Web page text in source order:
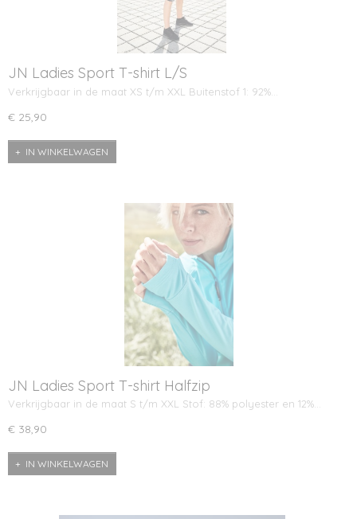
JN Ladies Sport T-shirt L/S
Verkrijgbaar in de maat XS t/m XXL Buitenstof 1: 92%…
€ 25,90
IN WINKELWAGEN
JN Ladies Sport T-shirt Halfzip
Verkrijgbaar in de maat S t/m XXL Stof: 88% polyester en 12%…
€ 38,90
IN WINKELWAGEN